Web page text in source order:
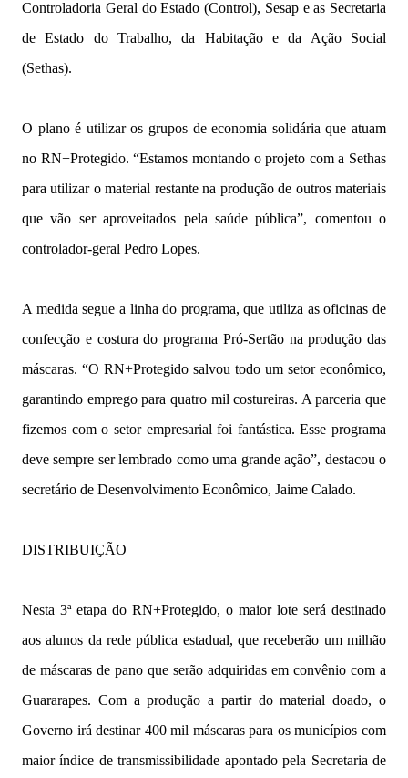
Controladoria Geral do Estado (Control), Sesap e as Secretaria
de Estado do Trabalho, da Habitação e da Ação Social
(Sethas).
O plano é utilizar os grupos de economia solidária que atuam
no RN+Protegido. “Estamos montando o projeto com a Sethas
para utilizar o material restante na produção de outros materiais
que vão ser aproveitados pela saúde pública”, comentou o
controlador-geral Pedro Lopes.
A medida segue a linha do programa, que utiliza as oficinas de
confecção e costura do programa Pró-Sertão na produção das
máscaras. “O RN+Protegido salvou todo um setor econômico,
garantindo emprego para quatro mil costureiras. A parceria que
fizemos com o setor empresarial foi fantástica. Esse programa
deve sempre ser lembrado como uma grande ação”, destacou o
secretário de Desenvolvimento Econômico, Jaime Calado.
DISTRIBUIÇÃO
Nesta 3ª etapa do RN+Protegido, o maior lote será destinado
aos alunos da rede pública estadual, que receberão um milhão
de máscaras de pano que serão adquiridas em convênio com a
Guararapes. Com a produção a partir do material doado, o
Governo irá destinar 400 mil máscaras para os municípios com
maior índice de transmissibilidade apontado pela Secretaria de